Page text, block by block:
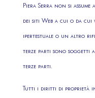
Piera Serra non si
dei siti Web a cui o da
ipertestuale o un altro
terze parti sono soggetti
terze parti.
Tutti i diritti di proprietà